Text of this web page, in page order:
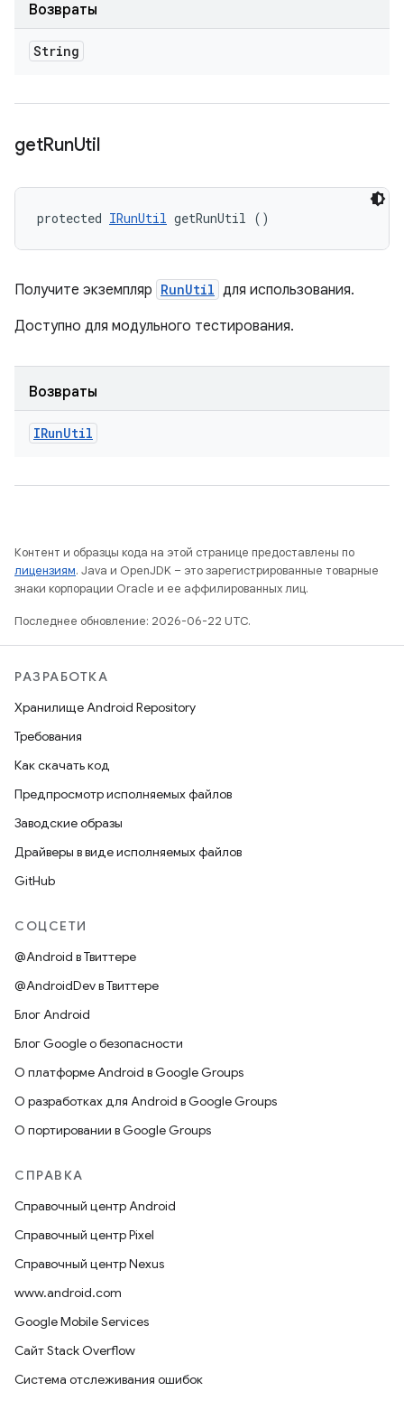
Возвраты
String
getRunUtil
protected IRunUtil getRunUtil ()
Получите экземпляр RunUtil для использования.
Доступно для модульного тестирования.
Возвраты
IRunUtil
Контент и образцы кода на этой странице предоставлены по
лицензиям. Java и OpenJDK – это зарегистрированные товарные
знаки корпорации Oracle и ее аффилированных лиц.
Последнее обновление: 2026-06-22 UTC.
РАЗРАБОТКА
Хранилище Android Repository
Требования
Как скачать код
Предпросмотр исполняемых файлов
Заводские образы
Драйверы в виде исполняемых файлов
GitHub
СОЦСЕТИ
@Android в Твиттере
@AndroidDev в Твиттере
Блог Android
Блог Google о безопасности
О платформе Android в Google Groups
О разработках для Android в Google Groups
О портировании в Google Groups
СПРАВКА
Справочный центр Android
Справочный центр Pixel
Справочный центр Nexus
www.android.com
Google Mobile Services
Сайт Stack Overflow
Система отслеживания ошибок